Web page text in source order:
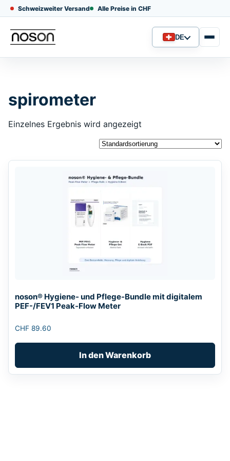
Schweizweiter Versand Alle Preise in CHF
Sprache
DE
spirometer
Einzelnes Ergebnis wird angezeigt
noson® Hygiene- und Pflege-Bundle mit digitalem
PEF-/FEV1 Peak-Flow Meter
CHF 89.60
In den Warenkorb